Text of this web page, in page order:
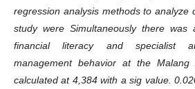
regression analysis methods to analyze
study were Simultaneously there was
financial literacy and specialist
management behavior at the
calculated at 4,384 with a sig value.